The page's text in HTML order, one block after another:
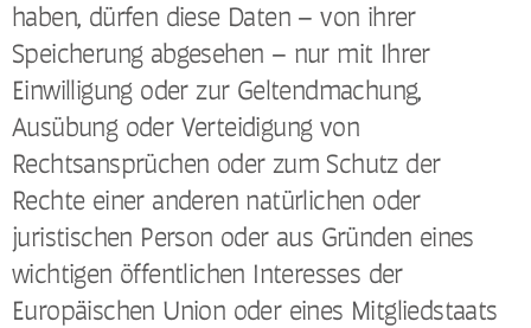
haben, dürfen diese Daten – von ihrer
Speicherung abgesehen – nur mit Ihrer
Einwilligung oder zur Geltendmachung,
Ausübung oder Verteidigung von
Rechtsansprüchen oder zum Schutz der
Rechte einer anderen natürlichen oder
juristischen Person oder aus Gründen eines
wichtigen öffentlichen Interesses der
Europäischen Union oder eines Mitgliedstaats